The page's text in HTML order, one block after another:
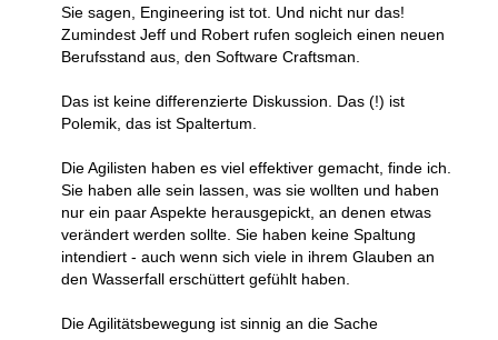
Sie sagen, Engineering ist tot. Und nicht nur das!
Zumindest Jeff und Robert rufen sogleich einen neuen
Berufsstand aus, den Software Craftsman.
Das ist keine differenzierte Diskussion. Das (!) ist
Polemik, das ist Spaltertum.
Die Agilisten haben es viel effektiver gemacht, finde ich.
Sie haben alle sein lassen, was sie wollten und haben
nur ein paar Aspekte herausgepickt, an denen etwas
verändert werden sollte. Sie haben keine Spaltung
intendiert - auch wenn sich viele in ihrem Glauben an
den Wasserfall erschüttert gefühlt haben.
Die Agilitätsbewegung ist sinnig an die Sache